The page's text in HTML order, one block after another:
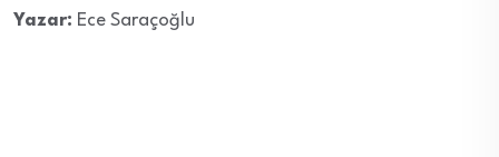
Yazar: Ece Saraçoğlu